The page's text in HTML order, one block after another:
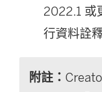
2022.1 或
行資料詮
附註：